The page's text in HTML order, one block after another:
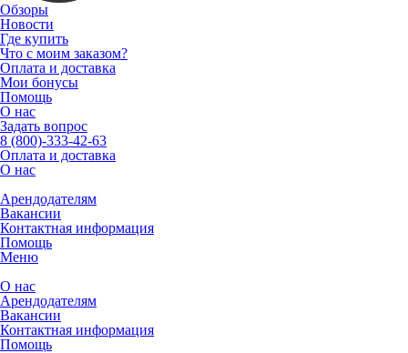
Обзоры
Новости
Где купить
Что с моим заказом?
Оплата и доставка
Мои бонусы
Помощь
О нас
Задать вопрос
8 (800)-333-42-63
Оплата и доставка
О нас
Арендодателям
Вакансии
Контактная информация
Помощь
Меню
О нас
Арендодателям
Вакансии
Контактная информация
Помощь